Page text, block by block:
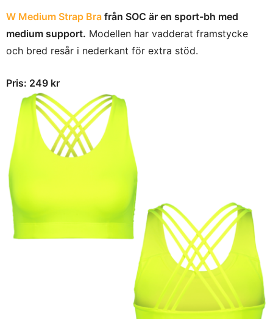
W Medium Strap Bra från SOC är en sport-bh med
medium support. Modellen har vadderat framstycke
och bred resår i nederkant för extra stöd.
Pris: 249 kr